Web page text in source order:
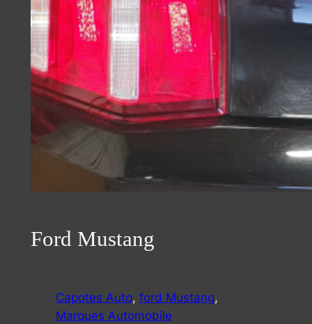
Ford Mustang
Capotes Auto, ford Mustang
Marques Automobile